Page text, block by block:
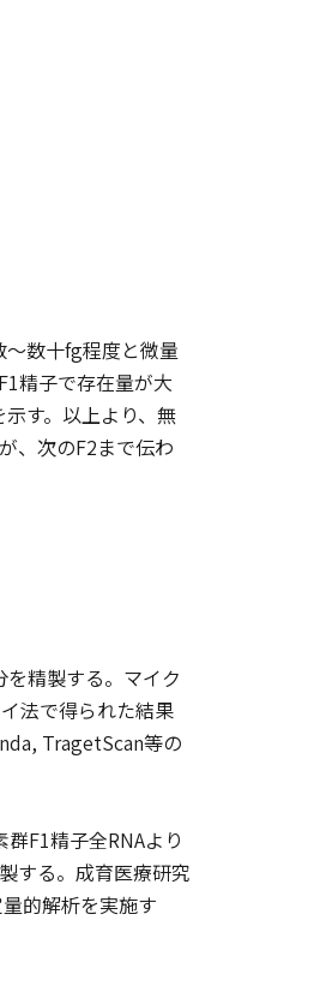
数十fg程度と微量
精子で存在量が大
す。以上より、無
、次のF2まで伝わ
精製する。マイク
法で得られた結果
TragetScan等の
F1精子全RNAより
する。成育医療研究
的解析を実施す